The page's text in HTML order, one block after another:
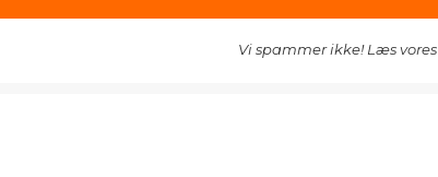
Vi spammer ikke! Læs vores